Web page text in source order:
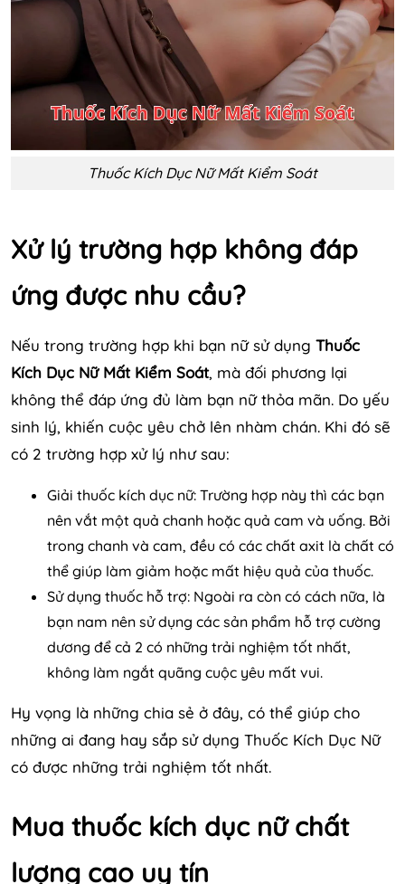
Thuốc Kích Dục Nữ Mất Kiểm Soát
Xử lý trường hợp không đáp
ứng được nhu cầu?
Nếu trong trường hợp khi bạn nữ sử dụng Thuốc
Kích Dục Nữ Mất Kiểm Soát, mà đối phương lại
không thể đáp ứng đủ làm bạn nữ thỏa mãn. Do yếu
sinh lý, khiến cuộc yêu chở lên nhàm chán. Khi đó sẽ
có 2 trường hợp xử lý như sau:
Giải thuốc kích dục nữ: Trường hợp này thì các bạn
nên vắt một quả chanh hoặc quả cam và uống. Bởi
trong chanh và cam, đều có các chất axit là chất có
thể giúp làm giảm hoặc mất hiệu quả của thuốc.
Sử dụng thuốc hỗ trợ: Ngoài ra còn có cách nữa, là
bạn nam nên sử dụng các sản phẩm hỗ trợ cường
dương để cả 2 có những trải nghiệm tốt nhất,
không làm ngắt quãng cuộc yêu mất vui.
Hy vọng là những chia sẻ ở đây, có thể giúp cho
những ai đang hay sắp sử dụng Thuốc Kích Dục Nữ
có được những trải nghiệm tốt nhất.
Mua thuốc kích dục nữ chất
lượng cao uy tín